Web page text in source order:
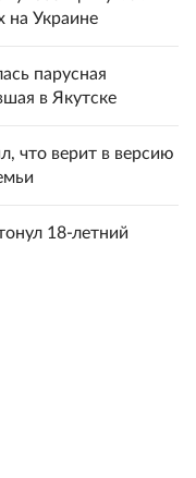
на Украине
парусная
в Якутске
что верит в версию
18-летний